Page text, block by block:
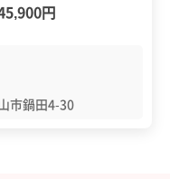
円
市鍋田4-30